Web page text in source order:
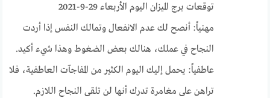
توقعات برج الميزان اليوم الأربعاء 29-9-2021
مهنياً: أنصح لك عدم الانفعال وتمالك النفس إذا أردت
النجاح في عملك، هنالك بعض الضغوط وهذا شيء أكيد.
عاطفياً: يحمل إليك اليوم الكثير من المفاجآت العاطفية، فلا
تراهن على مغامرة تدرك أنها لن تلقى النجاح اللازم.